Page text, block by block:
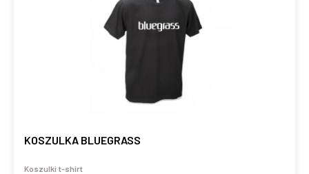
KOSZULKA BLUEGRASS
Koszulki t-shirt